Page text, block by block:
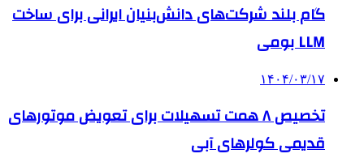
گام بلند شرکت‌های دانش‌بنیان ایرانی برای ساخت
LLM بومی
۱۴۰۴/۰۳/۱۷
تخصیص ۸ همت تسهیلات برای تعویض موتورهای
قدیمی کولرهای آبی